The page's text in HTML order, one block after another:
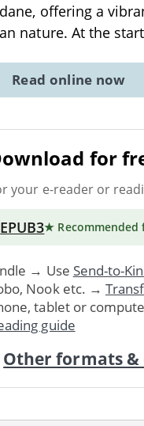
offering a
nature. At the
Read online now
for
your e-reader or
EPUB3★ Recommended
→ Use Send-to-
Nook etc. →
tablet or
guide
Other formats &